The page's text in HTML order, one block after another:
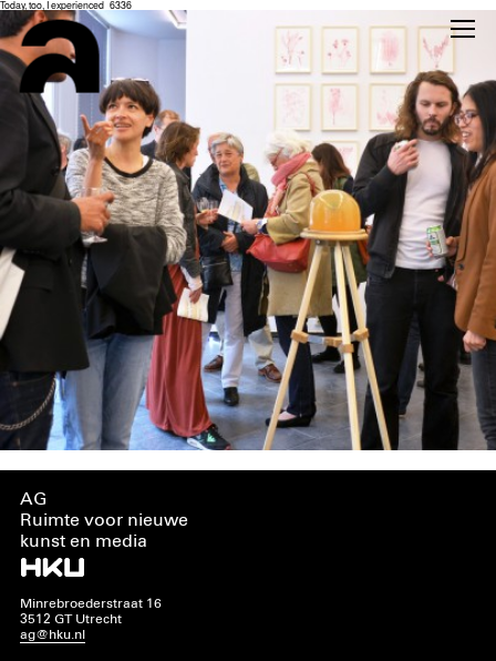
Today, too, I experienced_6336
AG
Ruimte voor nieuwe
kunst en media
Minrebroederstraat 16
3512 GT Utrecht
ag@hku.nl